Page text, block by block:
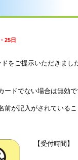
25日
をご提示いただきまし
人のカードでな
が記入がされている
【受付時間